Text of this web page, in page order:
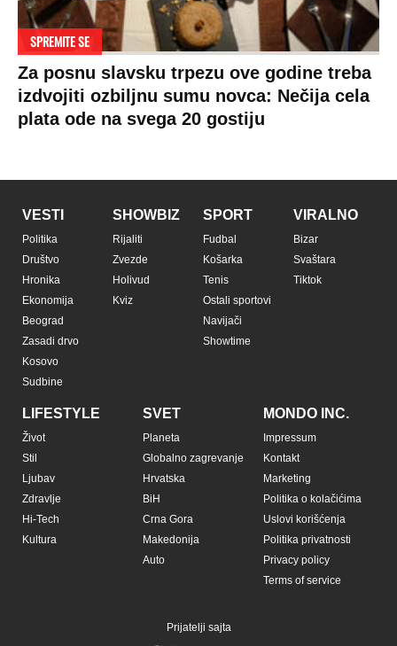
SPREMITE SE
Za posnu slavsku trpezu ove godine treba
izdvojiti ozbiljnu sumu novca: Nečija cela
plata ode na svega 20 gostiju
VESTI
Politika
Društvo
Hronika
Ekonomija
Beograd
Zasadi drvo
Kosovo
Sudbine
SHOWBIZ
Rijaliti
Zvezde
Holivud
Kviz
SPORT
Fudbal
Košarka
Tenis
Ostali sportovi
Navijači
Showtime
VIRALNO
Bizar
Svaštara
Tiktok
LIFESTYLE
Život
Stil
Ljubav
Zdravlje
Hi-Tech
Kultura
SVET
Planeta
Globalno zagrevanje
Hrvatska
BiH
Crna Gora
Makedonija
Auto
MONDO INC.
Impressum
Kontakt
Marketing
Politika o kolačićima
Uslovi korišćenja
Politika privatnosti
Privacy policy
Terms of service
Prijatelji sajta